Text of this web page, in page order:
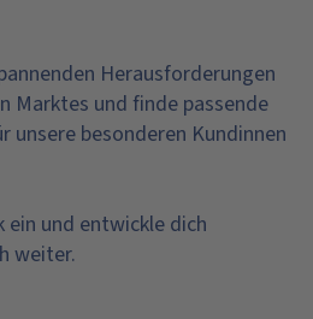
Herausforderungen
Marktes und finde passende
unsere besonderen Kundinnen
ein und entwickle dich
weiter.